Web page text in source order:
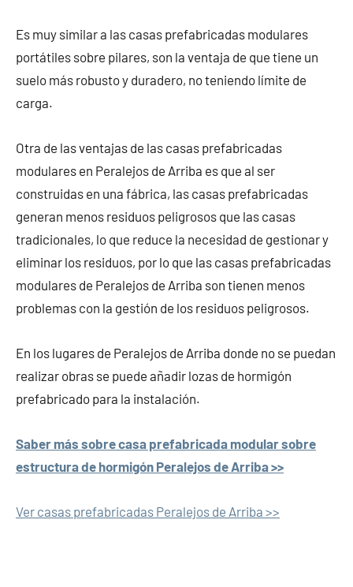
Es muy similar a las casas prefabricadas modulares
portátiles sobre pilares, son la ventaja de que tiene un
suelo más robusto y duradero, no teniendo límite de
carga.
Otra de las ventajas de las casas prefabricadas
modulares en Peralejos de Arriba es que al ser
construidas en una fábrica, las casas prefabricadas
generan menos residuos peligrosos que las casas
tradicionales, lo que reduce la necesidad de gestionar y
eliminar los residuos, por lo que las casas prefabricadas
modulares de Peralejos de Arriba son tienen menos
problemas con la gestión de los residuos peligrosos.
En los lugares de Peralejos de Arriba donde no se puedan
realizar obras se puede añadir lozas de hormigón
prefabricado para la instalación.
Saber más sobre casa prefabricada modular sobre
estructura de hormigón Peralejos de Arriba >>
Ver casas prefabricadas Peralejos de Arriba >>